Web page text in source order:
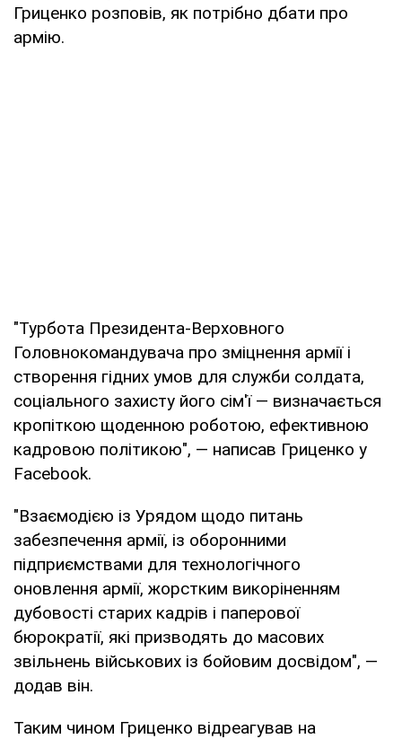
Гриценко розповів, як потрібно дбати про
армію.
"Турбота Президента-Верховного
Головнокомандувача про зміцнення армії і
створення гідних умов для служби солдата,
соціального захисту його сім'ї — визначається
кропіткою щоденною роботою, ефективною
кадровою політикою", — написав Гриценко у
Facebook.
"Взаємодією із Урядом щодо питань
забезпечення армії, із оборонними
підприємствами для технологічного
оновлення армії, жорстким викоріненням
дубовості старих кадрів і паперової
бюрократії, які призводять до масових
звільнень військових із бойовим досвідом", —
додав він.
Таким чином Гриценко відреагував на